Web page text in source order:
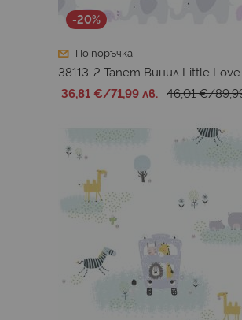
-20%
По поръчка
38113-2 Тапет Винил Little Love
36,81 €/71,99 лв. 46,01 €/